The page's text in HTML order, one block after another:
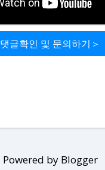
댓글확인 및 문의하기＞
Powered by Blogger